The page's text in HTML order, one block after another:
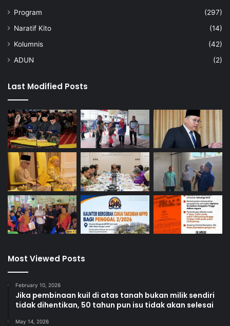
Program
(297)
Naratif Kito
(14)
Kolumnis
(42)
ADUN
(2)
Last Modified Posts
Most Viewed Posts
February 10, 2026
Jika pembinaan kuil di atas tanah bukan milik sendiri
tidak dihentikan, 50 tahun pun isu tidak akan selesai
May 14, 2026